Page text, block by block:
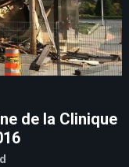
de la Clinique